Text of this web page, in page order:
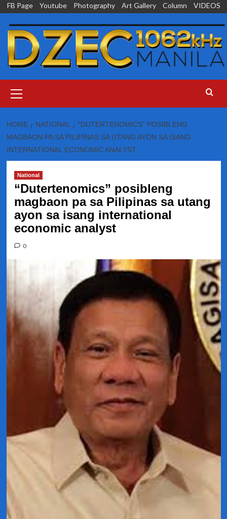
Skip
content
FB Page Youtube Photography Art Gallery Column VIDEOS
Menu
HOME NATIONAL
“DUTERTENOMICS” POSIBLENG
MAGBAON PA SA PILIPINAS SA UTANG AYON SA ISANG
INTERNATIONAL ECONOMIC ANALYST
National
“Dutertenomics” posibleng
magbaon pa sa Pilipinas sa utang
ayon sa isang international
economic analyst
0